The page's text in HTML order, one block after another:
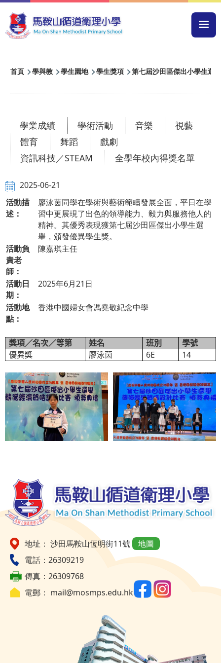
移至主內容
導
連
首頁 學與教 學生園地 學生獎項 第七屆沙田區傑出小學生選舉
學業成績 學術活動 音樂
視藝
體育
舞蹈
戲劇
資訊科技／STEAM
全學年校內得獎名單
2025-06-21
活動描
述：
廖泳茵同學在學術與藝術範疇發展全面，平日在學
習中更展現了出色的領導能力、毅力與服務他人的
精神。其優秀表現獲第七屆沙田區傑出小學生選
舉，頒發優異學生獎。
活動負
責老
師：
陳嘉琪主任
活動日
期：
2025年6月21日
活動地
點：
香港中國婦女會馮堯敬紀念中學
獎項／名次／等第 姓名 班別 學號
優異獎 廖泳茵 6E 14
地址： 沙田馬鞍山恆明街11號
地圖
電話：26309219
傳真：26309768
電郵： mail@mosmps.edu.hk